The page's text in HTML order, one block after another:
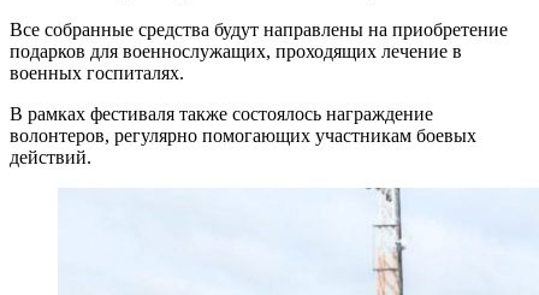
Все собранные средства будут направлены на приобретение
подарков для военнослужащих, проходящих лечение в
военных госпиталях.
В рамках фестиваля также состоялось награждение
волонтеров, регулярно помогающих участникам боевых
действий.